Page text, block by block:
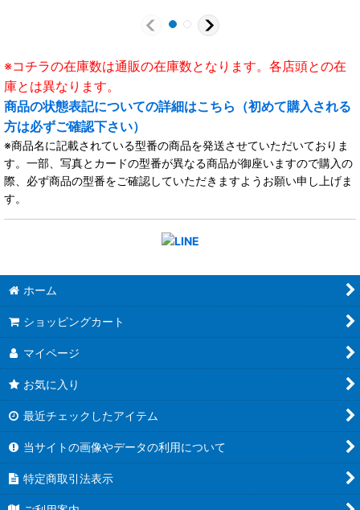
※コチラの在庫数は通販の在庫数となります。各店頭との在
庫とは異なります。
商品の状態表記についての詳細はこちら（初めて購入される
方は必ずご確認下さい）
※商品名に記載されている型番の商品を発送させていただいておりま
す。一部、写真とカードの型番が異なる商品が御座いますので購入の
際、必ず商品の型番をご確認していただきますようお願い申し上げま
す。
ホーム
ショッピングカート
マイページ
お気に入り
最近チェックしたアイテム
当サイトの画像やデータの利用について
特定商取引法表示